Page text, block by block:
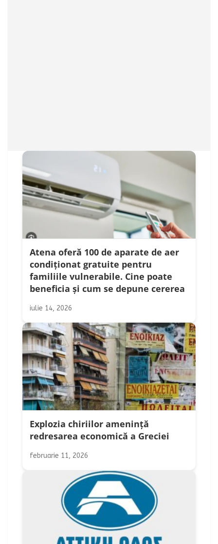
Atena oferă 100 de aparate de aer
condiționat gratuite pentru
familiile vulnerabile. Cine poate
beneficia și cum se depune cererea
iulie 14, 2026
Explozia chiriilor amenință
redresarea economică a Greciei
februarie 11, 2026